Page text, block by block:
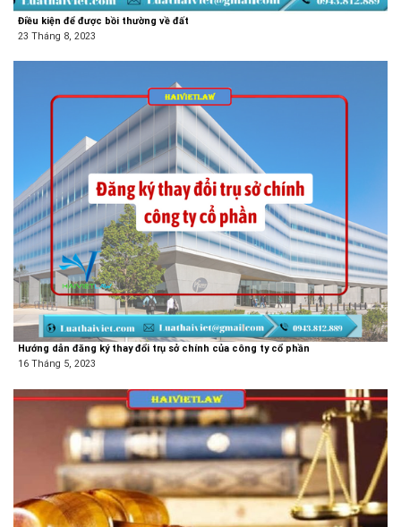
Điều kiện để được bồi thường về đất
23 Tháng 8, 2023
Hướng dẫn đăng ký thay đổi trụ sở chính của công ty cổ phần
16 Tháng 5, 2023